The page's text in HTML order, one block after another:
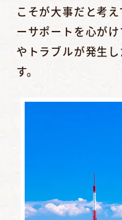
こそが大事だと考
ーサポートを心が
やトラブルが発生
す。